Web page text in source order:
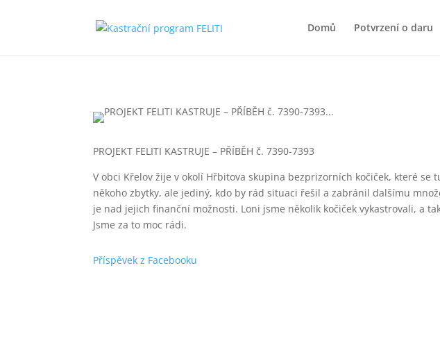
Domů Potvrzení o daru
PROJEKT FELITI KASTRUJE – PŘÍBĚH č. 7390-7393
V obci Křelov žije v okolí Hřbitova skupina bezprizorních kočiček, které
někoho zbytky, ale jediný, kdo by rád situaci řešil a zabránil dalšímu
je nad jejich finanční možnosti. Loni jsme několik kočiček vykastrovali, a
Jsme za to moc rádi.
Příspěvek z Facebooku